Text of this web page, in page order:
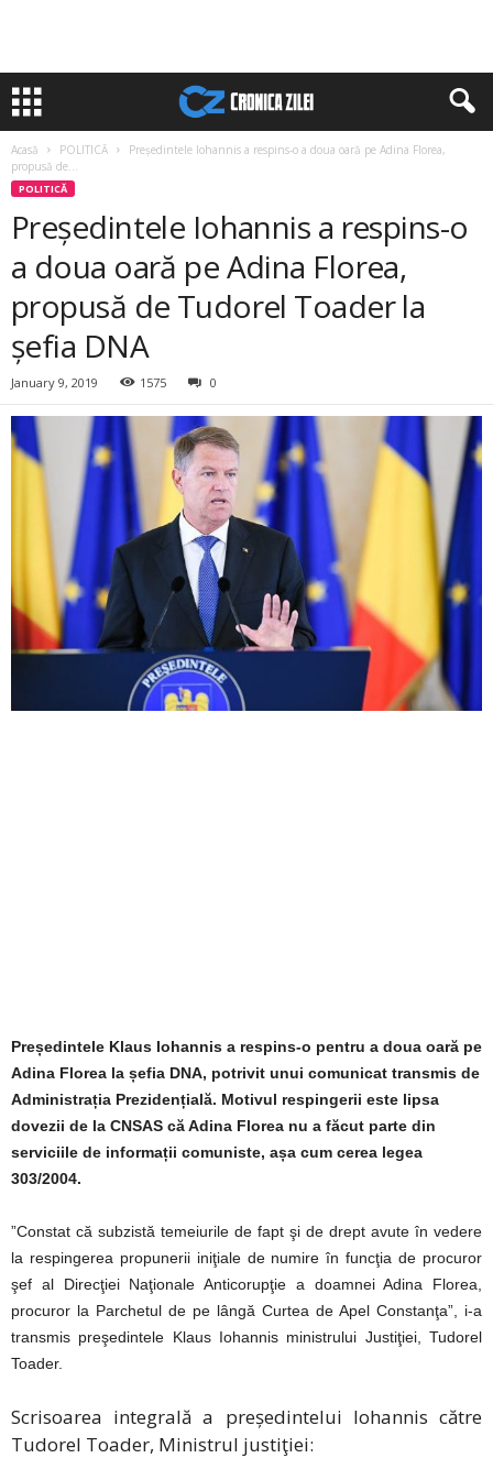
Acasă POLITICĂ
Președintele Iohannis a respins-o a doua oară pe Adina Florea,
propusă de...
POLITICĂ
Președintele Iohannis a respins-o
a doua oară pe Adina Florea,
propusă de Tudorel Toader la
șefia DNA
January 9, 2019 1575 0
Președintele Klaus Iohannis a respins-o pentru a doua oară pe
Adina Florea la șefia DNA, potrivit unui comunicat transmis de
Administrația Prezidențială. Motivul respingerii este lipsa
dovezii de la CNSAS că Adina Florea nu a făcut parte din
serviciile de informații comuniste, așa cum cerea legea
303/2004.
”Constat că subzistă temeiurile de fapt şi de drept avute în vedere
la respingerea propunerii iniţiale de numire în funcţia de procuror
şef al Direcţiei Naţionale Anticorupţie a doamnei Adina Florea,
procuror la Parchetul de pe lângă Curtea de Apel Constanţa”, i-a
transmis preşedintele Klaus Iohannis ministrului Justiţiei, Tudorel
Toader.
Scrisoarea integrală a președintelui Iohannis către
Tudorel Toader, Ministrul justiţiei: